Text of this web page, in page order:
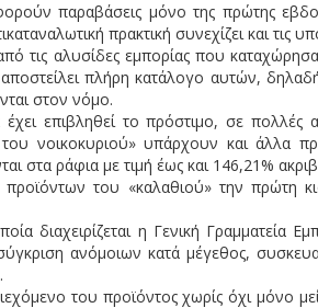
παραβάσεις μόνο της πρώτης
πρακτική συνεχίζει και τις
τις αλυσίδες εμπορίας που
πλήρη κατάλογο αυτών,
στον νόμο.
επιβληθεί το πρόστιμο, σε πολλές
νοικοκυριού» υπάρχουν και άλλα
στα ράφια με τιμή έως και 146,21%
προϊόντων του «καλαθιού» την πρώτη
διαχειρίζεται η Γενική Γραμματεία
ανόμοιων κατά μέγεθος,
του προϊόντος χωρίς όχι μόνο